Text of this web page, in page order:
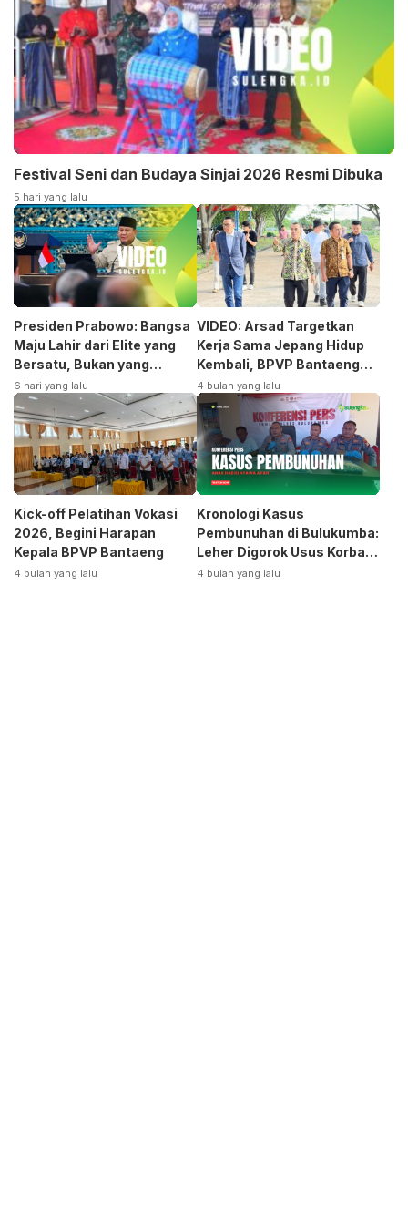
Festival Seni dan Budaya Sinjai 2026 Resmi Dibuka
5 hari yang lalu
Presiden Prabowo: Bangsa
Maju Lahir dari Elite yang
Bersatu, Bukan yang
Terpecah
6 hari yang lalu
VIDEO: Arsad Targetkan
Kerja Sama Jepang Hidup
Kembali, BPVP Bantaeng
Siap Bangkitkan Jurusan
Otomotif
4 bulan yang lalu
Kick-off Pelatihan Vokasi
2026, Begini Harapan
Kepala BPVP Bantaeng
4 bulan yang lalu
Kronologi Kasus
Pembunuhan di Bulukumba:
Leher Digorok Usus Korban
Dikeluarkan
4 bulan yang lalu